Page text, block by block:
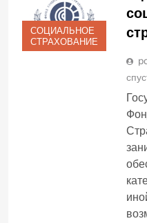
СОЦИАЛЬНОЕ
СТРАХОВАНИЕ